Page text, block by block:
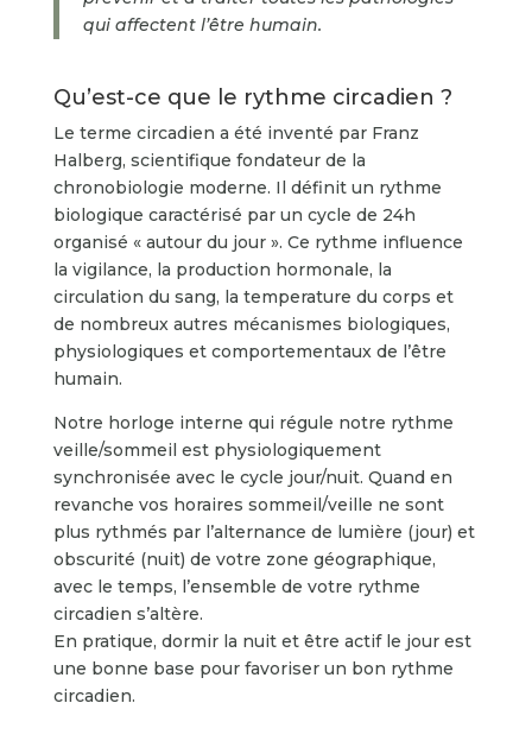
qui affectent l’être humain.
Qu’est-ce que le rythme circadien ?
Le terme circadien a été inventé par Franz
Halberg, scientifique fondateur de la
chronobiologie moderne. Il définit un rythme
biologique caractérisé par un cycle de 24h
organisé « autour du jour ». Ce rythme influence
la vigilance, la production hormonale, la
circulation du sang, la temperature du corps et
de nombreux autres mécanismes biologiques,
physiologiques et comportementaux de l’être
humain.
Notre horloge interne qui régule notre rythme
veille/sommeil est physiologiquement
synchronisée avec le cycle jour/nuit. Quand en
revanche vos horaires sommeil/veille ne sont
plus rythmés par l’alternance de lumière (jour) et
obscurité (nuit) de votre zone géographique,
avec le temps, l’ensemble de votre rythme
circadien s’altère.
En pratique, dormir la nuit et être actif le jour est
une bonne base pour favoriser un bon rythme
circadien.